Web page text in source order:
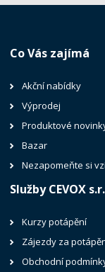
Co Vás zajímá
Akční nabídky
Výprodej
Produktové
Bazar
Nezapomeňte si
Služby CEVOX
Kurzy potápění
Zájezdy za
Obchodní